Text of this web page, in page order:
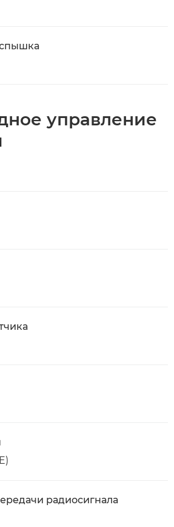
управление
радиосигнала